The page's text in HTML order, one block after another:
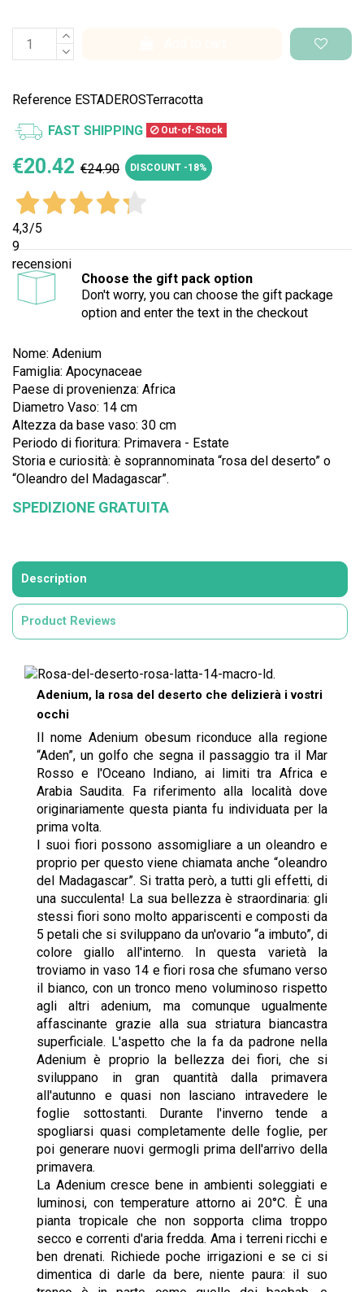
Reference ESTADEROSTerracotta
FAST SHIPPING Out-of-Stock
€20.42 €24.90 DISCOUNT -18%
4,3/5
9
recensioni
Choose the gift pack option
Don't worry, you can choose the gift package
option and enter the text in the checkout
Nome: Adenium
Famiglia: Apocynaceae
Paese di provenienza: Africa
Diametro Vaso: 14 cm
Altezza da base vaso: 30 cm
Periodo di fioritura: Primavera - Estate
Storia e curiosità: è soprannominata “rosa del deserto” o
“Oleandro del Madagascar”.
SPEDIZIONE GRATUITA
Description
Product Reviews
Adenium, la rosa del deserto che delizierà i vostri
occhi
Il nome Adenium obesum riconduce alla regione
“Aden”, un golfo che segna il passaggio tra il Mar
Rosso e l'Oceano Indiano, ai limiti tra Africa e
Arabia Saudita. Fa riferimento alla località dove
originariamente questa pianta fu individuata per la
prima volta.
I suoi fiori possono assomigliare a un oleandro e
proprio per questo viene chiamata anche “oleandro
del Madagascar”. Si tratta però, a tutti gli effetti, di
una succulenta! La sua bellezza è straordinaria: gli
stessi fiori sono molto appariscenti e composti da
5 petali che si sviluppano da un'ovario “a imbuto”, di
colore giallo all'interno. In questa varietà la
troviamo in vaso 14 e fiori rosa che sfumano verso
il bianco, con un tronco meno voluminoso rispetto
agli altri adenium, ma comunque ugualmente
affascinante grazie alla sua striatura biancastra
superficiale. L'aspetto che la fa da padrone nella
Adenium è proprio la bellezza dei fiori, che si
sviluppano in gran quantità dalla primavera
all'autunno e quasi non lasciano intravedere le
foglie sottostanti. Durante l'inverno tende a
spogliarsi quasi completamente delle foglie, per
poi generare nuovi germogli prima dell'arrivo della
primavera.
La Adenium cresce bene in ambienti soleggiati e
luminosi, con temperature attorno ai 20°C. È una
pianta tropicale che non sopporta clima troppo
secco e correnti d'aria fredda. Ama i terreni ricchi e
ben drenati. Richiede poche irrigazioni e se ci si
dimentica di darle da bere, niente paura: il suo